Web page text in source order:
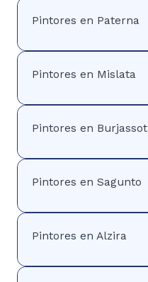
Pintores en Paterna
Pintores en Mislata
Pintores en Burjassot
Pintores en Sagunto
Pintores en Alzira